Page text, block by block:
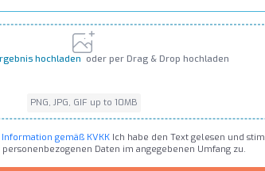
hochladen oder per Drag & Drop hochladen
PNG, JPG, GIF up to 10MB
gemäß KVKKIch habe den Text gelesen und
Daten im angegebenen Umfang zu.